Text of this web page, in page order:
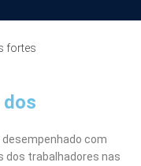
com
dos trabalhadores nas